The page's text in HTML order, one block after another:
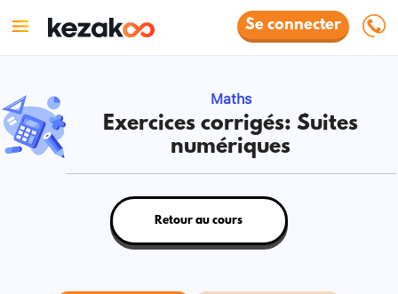
Se connecter
Maths
Exercices corrigés: Suites
numériques
Retour au cours